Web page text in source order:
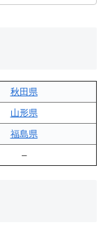
秋田県
山形県
福島県
–